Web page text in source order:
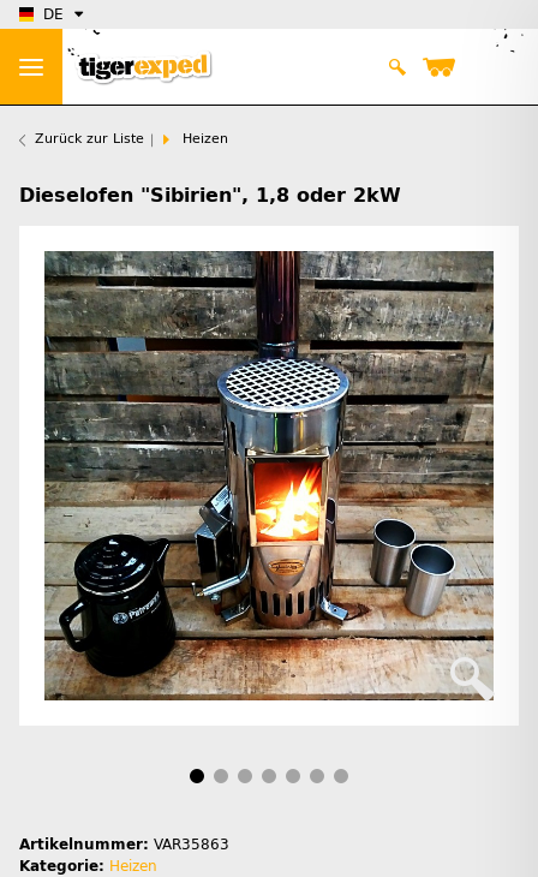
DE
Zurück zur Liste Heizen
Dieselofen "Sibirien", 1,8 oder 2kW
Artikelnummer: VAR35863
Kategorie: Heizen